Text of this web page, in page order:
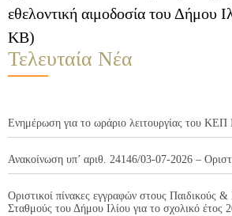
εθελοντική αιμοδοσία του Δήμου
KB)
Τελευταία Νέα
Ενημέρωση για το ωράριο λειτουργίας του ΚΕΠ
Ανακοίνωση υπ’ αριθ. 24146/03-07-2026 –
Οριστικοί πίνακες εγγραφών στους Παιδικούς
Σταθμούς του Δήμου Ιλίου για το σχολικό έτος